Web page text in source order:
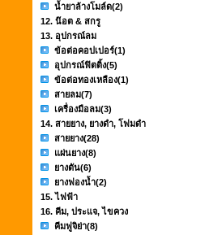
น้ำยาล้างโมล์ด(2)
12. น๊อต & สกรู
13. อุปกรณ์ลม
ข้อต่อคอปเปอร์(1)
อุปกรณ์ฟิตติ้ง(5)
ข้อต่อทองเหลือง(1)
สายลม(7)
เครื่องมือลม(3)
14. สายยาง, ยางดำ, โฟมดำ
สายยาง(28)
แผ่นยาง(8)
ยางตัน(6)
ยางฟองน้ำ(2)
15. ไฟฟ้า
16. คีม, ประแจ, ไขควง
คีมฟูจิย่า(8)